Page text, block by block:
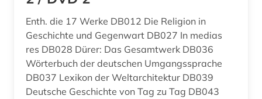
anhörung (1)
anleitung (1)
anpassung (1)
Mecklenburg-Vorpommern (16)
Mittelamerika (22)
Moldawien (6)
Monaco (1)
Enth. die 17 Werke DB012 Die Religion in
Geschichte und Gegenwart DB027 In medias
res DB028 Dürer: Das Gesamtwerk DB036
Wörterbuch der deutschen Umgangssprache
DB037 Lexikon der Weltarchitektur DB039
Deutsche Geschichte von Tag zu Tag DB043